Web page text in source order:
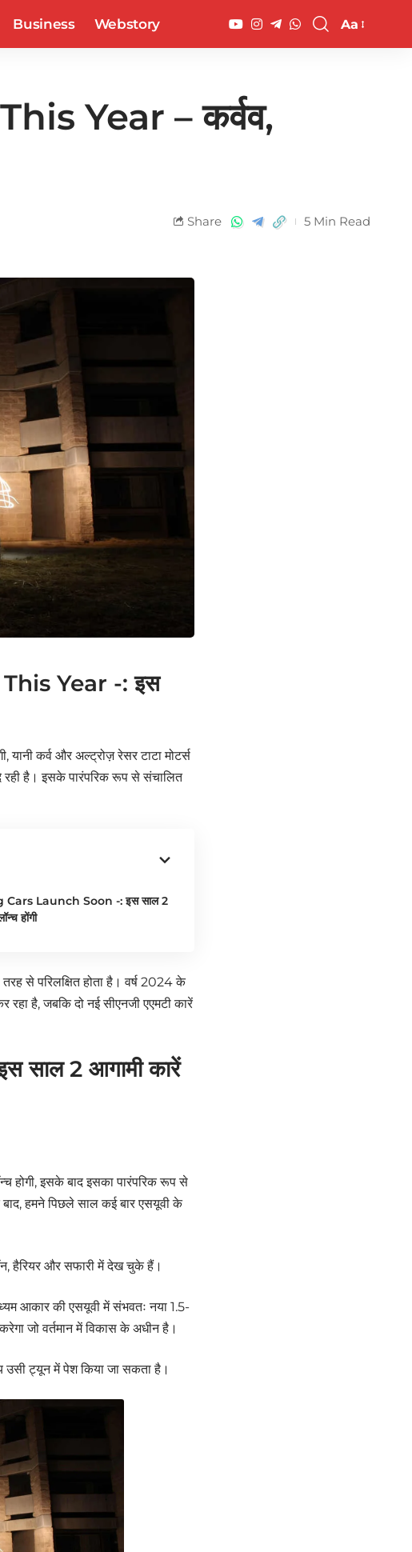
Business Webstory Aa
Year – कर्वव,
Share 5 Min Read
Year -: इस
कर्व और अल्ट्रोज़ रेसर टाटा मोटर्स
रही है। इसके पारंपरिक रूप से संचालित
Launch Soon -: इस साल 2
होंगी
से परिलक्षित होता है। वर्ष 2024 के
रहा है, जबकि दो नई सीएनजी एएमटी कारें
2 आगामी कारें
होगी, इसके बाद इसका पारंपरिक रूप से
हमने पिछले साल कई बार एसयूवी के
हैरियर और सफारी में देख चुके हैं।
आकार की एसयूवी में संभवतः नया 1.5-
जो वर्तमान में विकास के अधीन है।
उसी ट्यून में पेश किया जा सकता है।